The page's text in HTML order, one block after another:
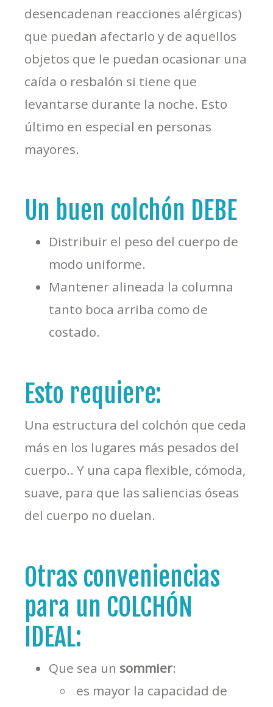
desencadenan reacciones alérgicas)
que puedan afectarlo y de aquellos
objetos que le puedan ocasionar una
caída o resbalón si tiene que
levantarse durante la noche. Esto
último en especial en personas
mayores.
Un buen colchón DEBE
Distribuir el peso del cuerpo de
modo uniforme.
Mantener alineada la columna
tanto boca arriba como de
costado.
Esto requiere:
Una estructura del colchón que ceda
más en los lugares más pesados del
cuerpo.. Y una capa flexible, cómoda,
suave, para que las saliencias óseas
del cuerpo no duelan.
Otras conveniencias
para un COLCHÓN
IDEAL:
Que sea un sommier:
 es mayor la capacidad de